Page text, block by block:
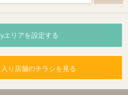
エリアを設定する
り店舗のチラシを見る